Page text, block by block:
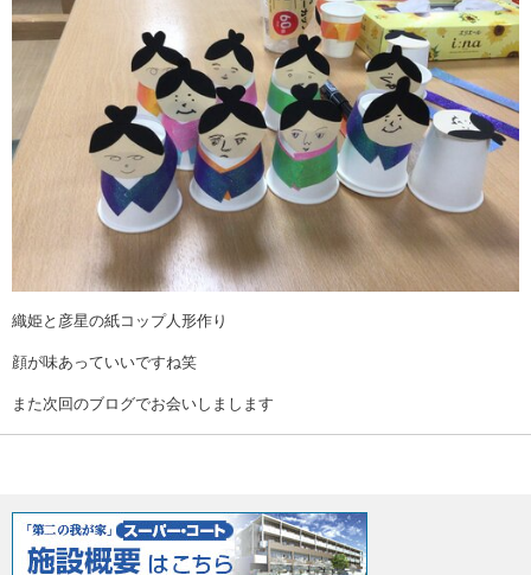
織姫と彦星の紙コップ人形作り
顔が味あっていいですね笑
また次回のブログでお会いしまします